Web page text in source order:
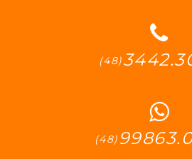
(48)
(48)